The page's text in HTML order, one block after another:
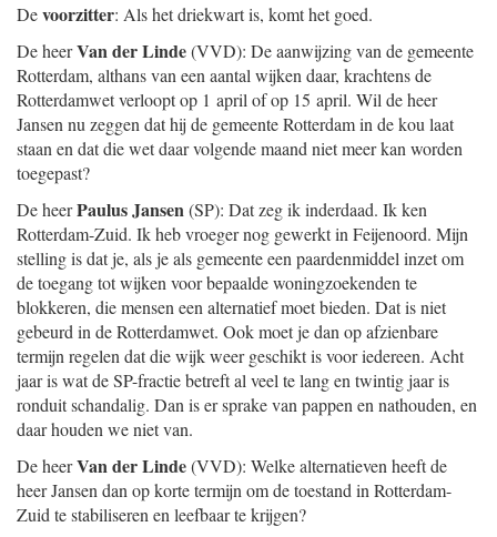
Devoorzitter: Als het driekwart is, komt het goed.
De heerVan der Linde(VVD): De aanwijzing van de gemeente
Rotterdam, althans van een aantal wijken daar, krachtens de
Rotterdamwet verloopt op 1 april of op 15 april. Wil de heer
Jansen nu zeggen dat hij de gemeente Rotterdam in de kou laat
staan en dat die wet daar volgende maand niet meer kan worden
toegepast?
De heerPaulus Jansen(SP): Dat zeg ik inderdaad. Ik ken
Rotterdam-Zuid. Ik heb vroeger nog gewerkt in Feijenoord. Mijn
stelling is dat je, als je als gemeente een paardenmiddel inzet om
de toegang tot wijken voor bepaalde woningzoekenden te
blokkeren, die mensen een alternatief moet bieden. Dat is niet
gebeurd in de Rotterdamwet. Ook moet je dan op afzienbare
termijn regelen dat die wijk weer geschikt is voor iedereen. Acht
jaar is wat de SP-fractie betreft al veel te lang en twintig jaar is
ronduit schandalig. Dan is er sprake van pappen en nathouden, en
daar houden we niet van.
De heerVan der Linde(VVD): Welke alternatieven heeft de
heer Jansen dan op korte termijn om de toestand in Rotterdam-
Zuid te stabiliseren en leefbaar te krijgen?